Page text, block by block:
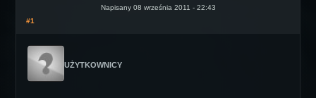
Napisany 08 września 2011 - 22:43
#1
UŻYTKOWNICY